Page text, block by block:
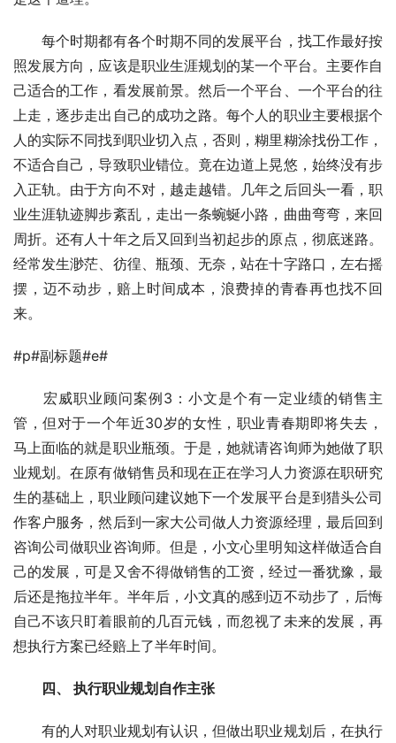
每个时期都有各个时期不同的发展平台，找工作最好按
照发展方向，应该是职业生涯规划的某一个平台。主要作自
己适合的工作，看发展前景。然后一个平台、一个平台的往
上走，逐步走出自己的成功之路。每个人的职业主要根据个
人的实际不同找到职业切入点，否则，糊里糊涂找份工作，
不适合自己，导致职业错位。竟在边道上晃悠，始终没有步
入正轨。由于方向不对，越走越错。几年之后回头一看，职
业生涯轨迹脚步紊乱，走出一条蜿蜒小路，曲曲弯弯，来回
周折。还有人十年之后又回到当初起步的原点，彻底迷路。
经常发生渺茫、彷徨、瓶颈、无奈，站在十字路口，左右摇
摆，迈不动步，赔上时间成本，浪费掉的青春再也找不回
来。
#p#副标题#e#
宏威职业顾问案例3：小文是个有一定业绩的销售主
管，但对于一个年近30岁的女性，职业青春期即将失去，
马上面临的就是职业瓶颈。于是，她就请咨询师为她做了职
业规划。在原有做销售员和现在正在学习人力资源在职研究
生的基础上，职业顾问建议她下一个发展平台是到猎头公司
作客户服务，然后到一家大公司做人力资源经理，最后回到
咨询公司做职业咨询师。但是，小文心里明知这样做适合自
己的发展，可是又舍不得做销售的工资，经过一番犹豫，最
后还是拖拉半年。半年后，小文真的感到迈不动步了，后悔
自己不该只盯着眼前的几百元钱，而忽视了未来的发展，再
想执行方案已经赔上了半年时间。
四、 执行职业规划自作主张
有的人对职业规划有认识，但做出职业规划后，在执行